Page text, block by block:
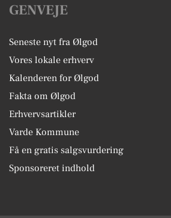
GENVEJE
Seneste nyt fra Ølgod
Vores lokale erhverv
Kalenderen for Ølgod
Fakta om Ølgod
Erhvervsartikler
Varde Kommune
Få en gratis salgsvurdering
Sponsoreret indhold